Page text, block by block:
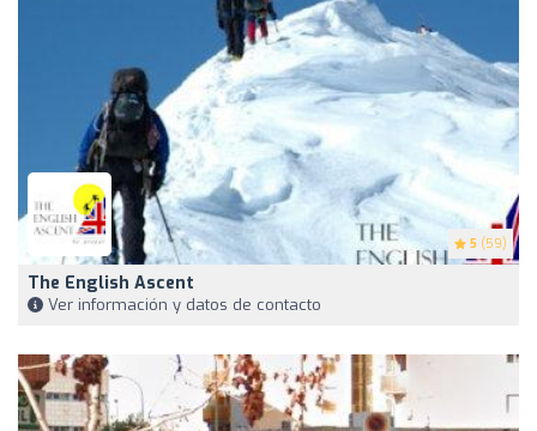
5 (59)
The English Ascent
Ver información y datos de contacto